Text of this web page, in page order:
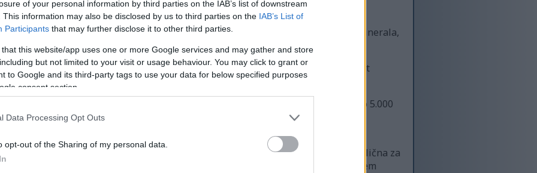
of your personal information by third parties on the IAB’s list of downstream
This information may also be disclosed by us to third parties on the IAB’s List of
Participants that may further disclose it to other third parties.
that this website/app uses one or more Google services and may gather and store
but not limited to your visit or usage behaviour. You may click to grant or
to Google and its third-party tags to use your data for below specified purposes
consent section.
Data Processing Opt Outs
opt-out of the Sharing of my personal data.
avokada zbog visokog sadržaja hranljivih materija. Oni su puni vitamina, minerala,
masti i vrlo malo šećera.
vitamina i minerala. Ima više kalijuma nego banane. Njihove masti, poput
i smanjuju upalu.
ali se sada uzgaja širom sveta. Kalifornija je najveći proizvođač u SAD-u. Preko 5.000
avokada svake godine. Hass avokado je najčešći tip zbog svoje kremaste
Fuerte ima maslačno meso, a Pinkerton ne postaje smeđi brzo. Svaka sorta je odlična za
salata. Hass avokado postaje taman kada je zreo, što znači da je u svom najboljem